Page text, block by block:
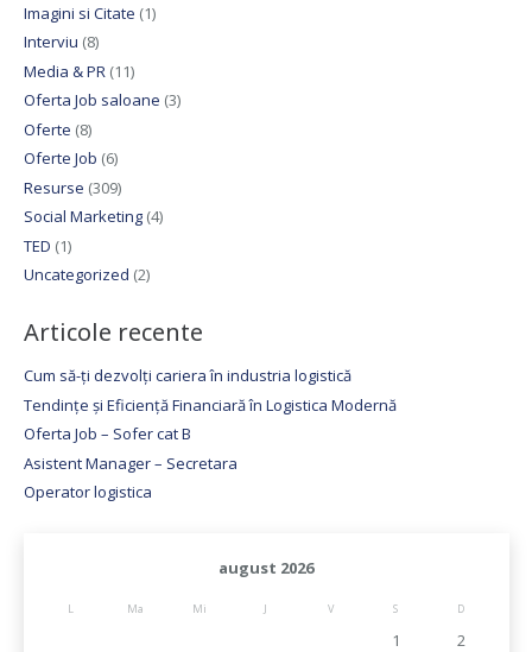
Imagini si Citate (1)
Interviu (8)
Media & PR(11)
Oferta Job saloane (3)
Oferte (8)
Oferte Job (6)
Resurse (309)
Social Marketing(4)
TED (1)
Uncategorized (2)
Articole recente
Cum să-ți dezvolți cariera în industria logistică
Tendințe și Eficiență Financiară în Logistica Modernă
Oferta Job – Sofer cat B
Asistent Manager – Secretara
Operator logistica
august 2026
L Ma Mi J V S D
1
2